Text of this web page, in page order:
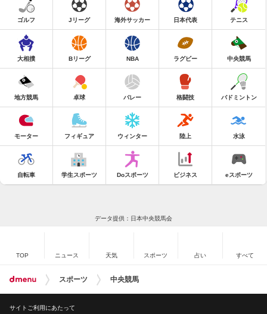
ゴルフ Jリーグ 海外サッカー 日本代表 テニス
大相撲 Bリーグ NBA ラグビー 中央競馬
地方競馬 卓球 バレー 格闘技 バドミントン
モーター フィギュア ウィンター 陸上 水泳
自転車 学生スポーツ Doスポーツ ビジネス eスポーツ
データ提供：日本中央競馬会
TOP ニュース 天気 スポーツ 占い すべて
スポーツ 中央競馬
サイトご利用にあたって